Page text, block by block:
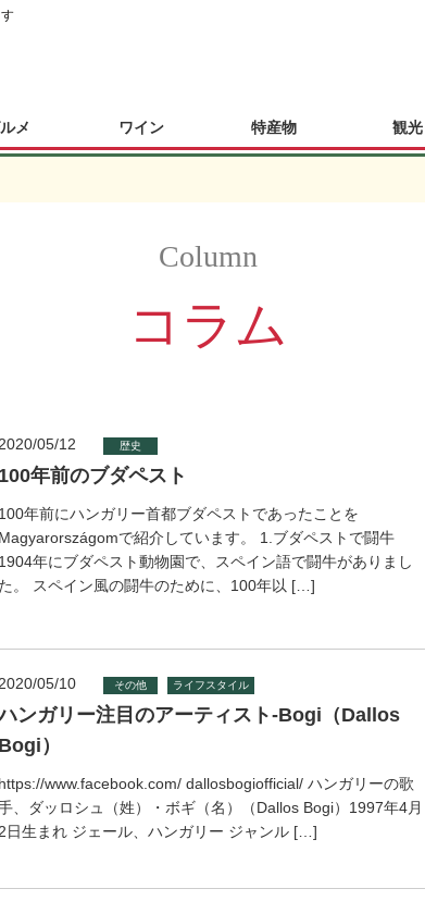
メ ワイン 特産物 観光
コラム
2020/05/12 歴史
100年前のブダペスト
100年前にハンガリー首都ブダペストであったことを
Magyarországomで紹介しています。 1.ブダペストで闘牛
1904年にブダペスト動物園で、スペイン語で闘牛がありまし
た。 スペイン風の闘牛のために、100年以 […]
2020/05/10 その他 ライフスタイル
ンガリー注目のアーティスト-Bogi（Dallos
Bogi）
https://www.facebook.com/ dallosbogiofficial/ ハンガリーの歌
、ダッロシュ（姓）・ボギ（名）（Dallos Bogi）1997年4月
2日生まれ ジェール、ハンガリー ジャンル […]